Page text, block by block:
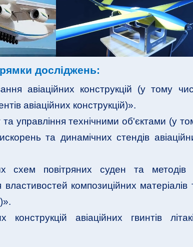
досліджень:
авіаційних конструкцій (у тому
авіаційних конструкцій)».
управління технічними об'єктами (у
та динамічних стендів
схем повітряних суден та методів
композиційних матеріалів
авіаційних гвинтів